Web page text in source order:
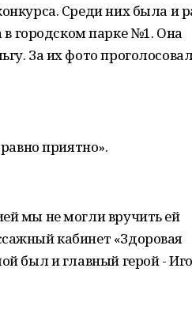
Среди них была и
городском парке №1. Она
За их фото
приятно».
мы не могли вручить ей
кабинет «Здоровая
был и главный герой -